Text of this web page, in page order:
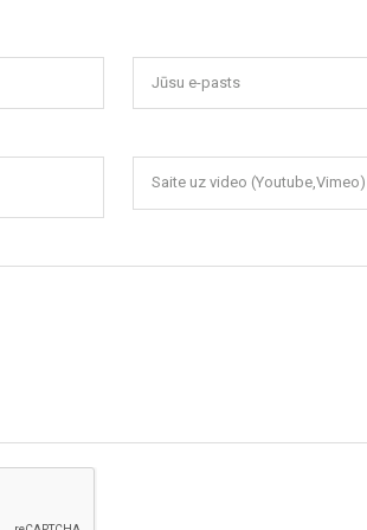
Jūsu e-pasts
Saite uz video (Youtube,Vimeo)